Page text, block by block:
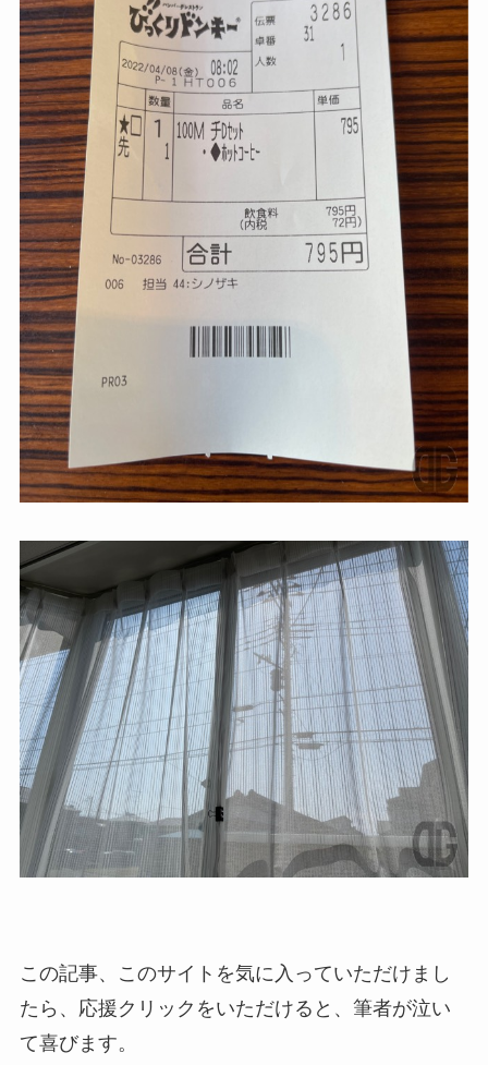
この記事、このサイトを気に入っていただけまし
たら、応援クリックをいただけると、筆者が泣い
て喜びます。